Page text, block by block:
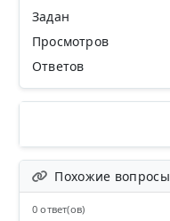
Задан
Просмотров
Ответов
Похожие вопросы
0 ответ(ов)